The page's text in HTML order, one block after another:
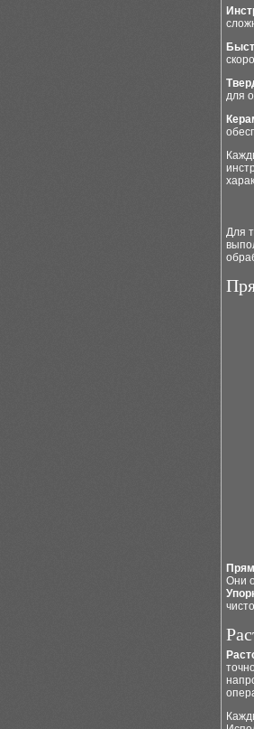
для
Для
Они